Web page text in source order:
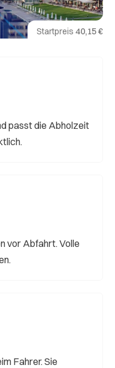
Startpreis 40,15 €
passt die Abholzeit
vor Abfahrt. Volle
Fahrer. Sie